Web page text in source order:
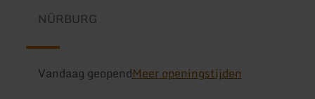
NÜRBURG
Vandaag geopendMeer openingstijden